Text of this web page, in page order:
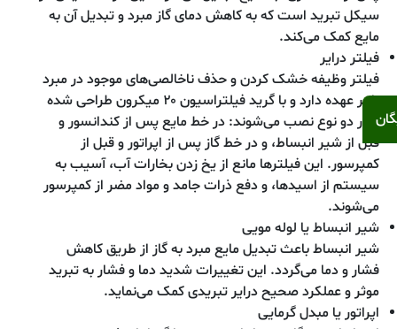
سیکل تبرید است که به کاهش دمای گاز مبرد و تبدیل آن به
مایع کمک می‌کند.
فیلتر درایر
فیلتر وظیفه خشک کردن و حذف ناخالصی‌های موجود در مبرد
را بر عهده دارد و با گرید فیلتراسیون ۲۰ میکرون طراحی شده
و در دو نوع نصب می‌شوند: در خط مایع پس از کندانسور و
قبل از شیر انبساط، و در خط گاز پس از اپراتور و قبل از
کمپرسور. این فیلترها مانع از یخ زدن بخارات آب، آسیب به
سیستم از اسیدها، و دفع ذرات جامد و مواد مضر از کمپرسور
می‌شوند.
شیر انبساط یا لوله مویی
شیر انبساط باعث تبدیل مایع مبرد به گاز از طریق کاهش
فشار و دما می‌گردد. این تغییرات شدید دما و فشار به تبرید
موثر و عملکرد صحیح درایر تبریدی کمک می‌نماید.
اپراتور یا مبدل گرمایی